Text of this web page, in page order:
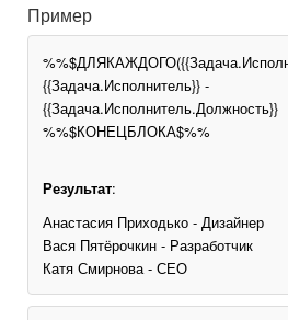
Пример
{{Задача.Исполнитель}} -
{{Задача.Исполнитель.Должность}}
%%$КОНЕЦБЛОКА$%%
Результат:
Анастасия Приходько - Дизайнер
Вася Пятёрочкин - Разработчик
Катя Смирнова - СЕО